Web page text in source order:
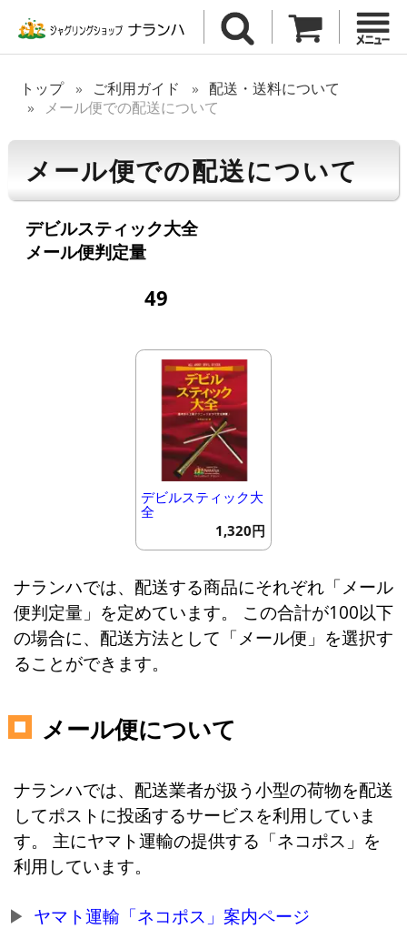
トップ ご利用ガイド
配送・送料について
メール便での配送について
メール便での配送について
デビルスティック大全
メール便判定量
49
デビルスティック大
全
1,320円
ナランハでは、配送する商品にそれぞれ「メール
便判定量」を定めています。 この合計が100以下
の場合に、配送方法として「メール便」を選択す
ることができます。
メール便について
ナランハでは、配送業者が扱う小型の荷物を配送
してポストに投函するサービスを利用していま
す。 主にヤマト運輸の提供する「ネコポス」を
利用しています。
ヤマト運輸「ネコポス」案内ページ